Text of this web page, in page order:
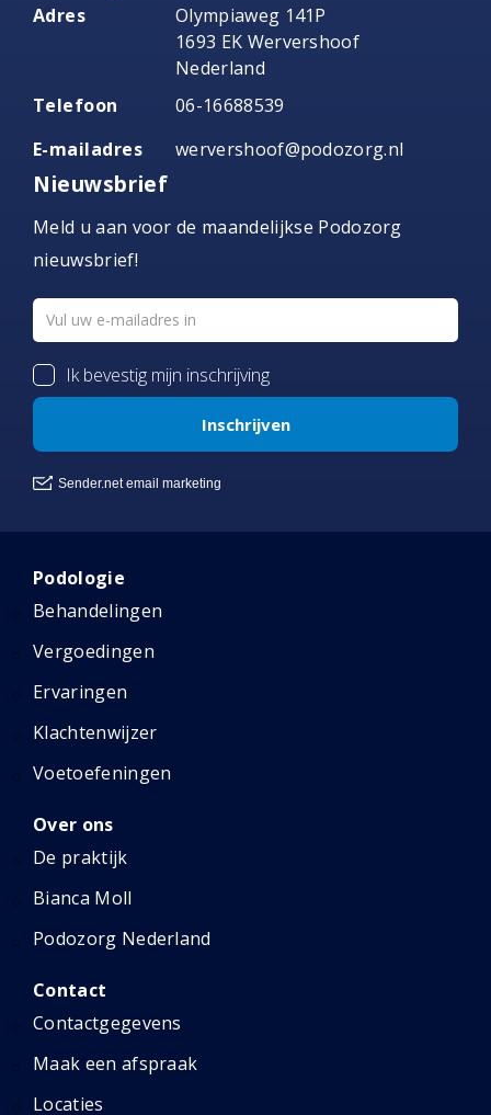
Adres
Olympiaweg 141P
1693 EK Wervershoof
Nederland
Telefoon
06-16688539
E-mailadres
wervershoof@podozorg.nl
Nieuwsbrief
Meld u aan voor de maandelijkse Podozorg
nieuwsbrief!
Podologie
Behandelingen
Vergoedingen
Ervaringen
Klachtenwijzer
Voetoefeningen
Over ons
De praktijk
Bianca Moll
Podozorg Nederland
Contact
Contactgegevens
Maak een afspraak
Locaties